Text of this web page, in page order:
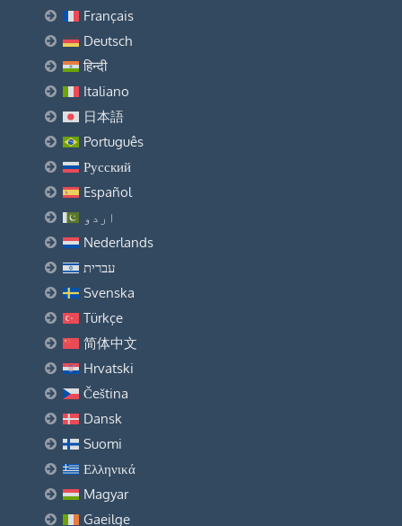
Français
Deutsch
हिन्दी
Italiano
日本語
Português
Русский
Español
اردو
Nederlands
עברית
Svenska
Türkçe
简体中文
Hrvatski
Čeština
Dansk
Suomi
Ελληνικά
Magyar
Gaeilge